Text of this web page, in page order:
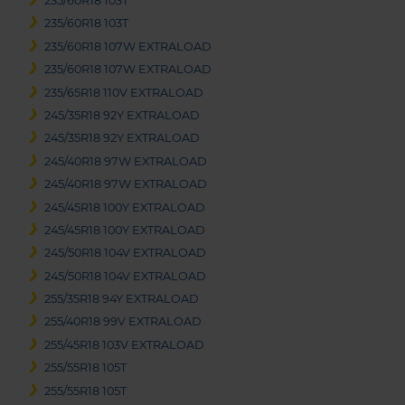
235/60R18 103T
235/60R18 107W EXTRALOAD
235/60R18 107W EXTRALOAD
235/65R18 110V EXTRALOAD
245/35R18 92Y EXTRALOAD
245/35R18 92Y EXTRALOAD
245/40R18 97W EXTRALOAD
245/40R18 97W EXTRALOAD
245/45R18 100Y EXTRALOAD
245/45R18 100Y EXTRALOAD
245/50R18 104V EXTRALOAD
245/50R18 104V EXTRALOAD
255/35R18 94Y EXTRALOAD
255/40R18 99V EXTRALOAD
255/45R18 103V EXTRALOAD
255/55R18 105T
255/55R18 105T